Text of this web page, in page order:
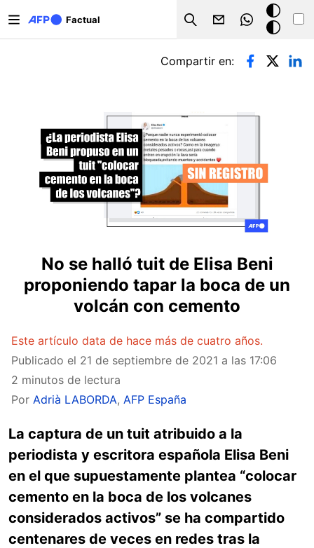
Factual
Search
Modo
oscuro
Solapas principales
Compartir en:
No se halló tuit de Elisa Beni
proponiendo tapar la boca de un
volcán con cemento
Este artículo data de hace más de cuatro años.
Publicado el 21 de septiembre de 2021 a las 17:06
2 minutos de lectura
Por Adrià LABORDA, AFP España
La captura de un tuit atribuido a la
periodista y escritora española Elisa Beni
en el que supuestamente plantea “colocar
cemento en la boca de los volcanes
considerados activos” se ha compartido
centenares de veces en redes tras la